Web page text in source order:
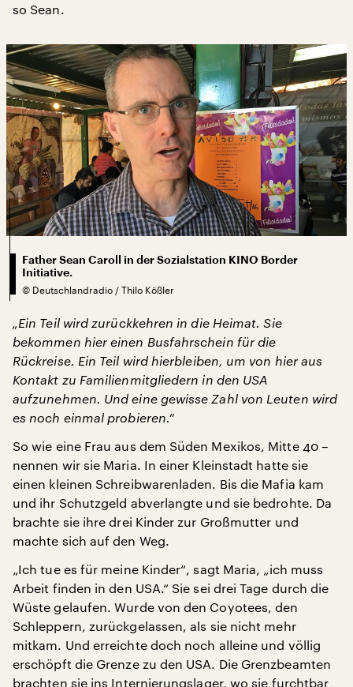
so Sean.
Father Sean Caroll in der Sozialstation KINO Border
Initiative.
© Deutschlandradio / Thilo Kößler
„Ein Teil wird zurückkehren in die Heimat. Sie
bekommen hier einen Busfahrschein für die
Rückreise. Ein Teil wird hierbleiben, um von hier aus
Kontakt zu Familienmitgliedern in den USA
aufzunehmen. Und eine gewisse Zahl von Leuten wird
es noch einmal probieren.“
So wie eine Frau aus dem Süden Mexikos, Mitte 40 –
nennen wir sie Maria. In einer Kleinstadt hatte sie
einen kleinen Schreibwarenladen. Bis die Mafia kam
und ihr Schutzgeld abverlangte und sie bedrohte. Da
brachte sie ihre drei Kinder zur Großmutter und
machte sich auf den Weg.
„Ich tue es für meine Kinder“, sagt Maria, „ich muss
Arbeit finden in den USA.“ Sie sei drei Tage durch die
Wüste gelaufen. Wurde von den Coyotees, den
Schleppern, zurückgelassen, als sie nicht mehr
mitkam. Und erreichte doch noch alleine und völlig
erschöpft die Grenze zu den USA. Die Grenzbeamten
brachten sie ins Internierungslager, wo sie furchtbar